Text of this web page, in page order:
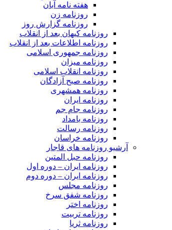
هفته نامه آبان
روزنامه زن
روزنامه گزارش روز
روزنامه کیهان بعد از انقلاب
روزنامه اطلاعات بعد از انقلاب
روزنامه جمهوری اسلامی
روزنامه میزان
روزنامه انقلاب اسلامی
روزنامه صبح آزادگان
روزنامه همشهری
روزنامه ایران
روزنامه جام جم
روزنامه بامداد
روزنامه رسالت
روزنامه خراسان
آرشیو روزنامه های قاجار
روزنامه حبل المتین
روزنامه ایران – دوره اول
روزنامه ایران – دوره دوم
روزنامه مجلس
روزنامه شفق سرخ
روزنامه اختر
روزنامه تربیت
روزنامه ثریا